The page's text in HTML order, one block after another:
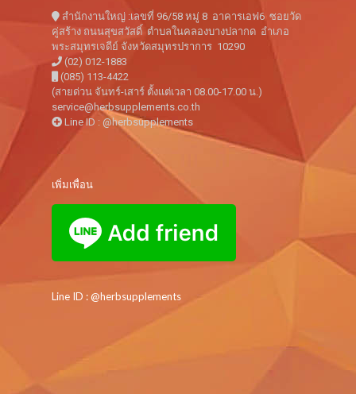
สำนักงานใหญ่ :เลขที่ 96/58 หมู่ 8 อาคารเอฟ6 ซอยวัด
คู่สร้าง ถนนสุขสวัสดิ์ ตำบลในคลองบางปลากด อำเภอ
พระสมุทรเจดีย์ จังหวัดสมุทรปราการ 10290
(02) 012-1883
(085) 113-4422
(สายด่วน จันทร์-เสาร์ ตั้งแต่เวลา 08.00-17.00 น.)
service@herbsupplements.co.th
Line ID : @herbsupplements
เพิ่มเพื่อน
Line ID : @herbsupplements